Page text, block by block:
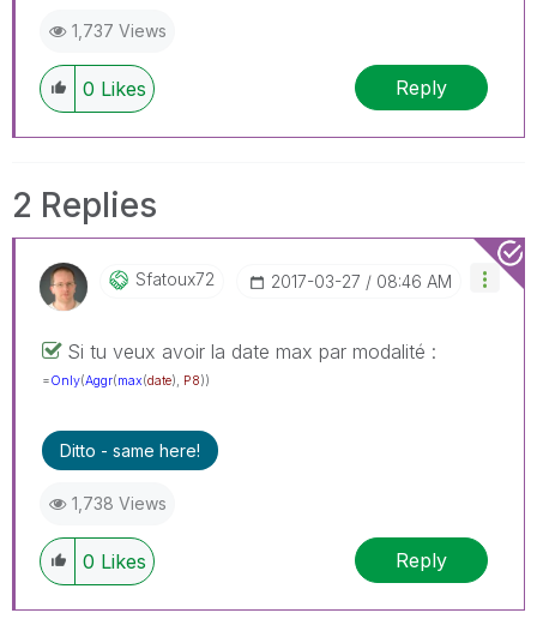
1,737 Views
0 Likes Reply
2 Replies
Sfatoux72 ‎2017-03-27 08:46 AM
Si tu veux avoir la date max par modalité :
=Only(Aggr(max(date), P8))
Ditto - same here!
1,738 Views
0 Likes Reply